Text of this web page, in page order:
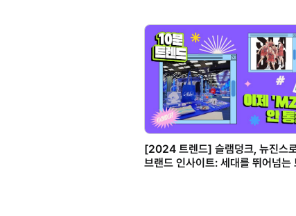
[2024 트렌드] 슬램덩크, 뉴진스
브랜드 인사이트: 세대를 뛰어넘는